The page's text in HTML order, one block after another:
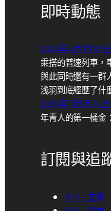
即時動態
2026 年 6月 月 09
乘搭的普速列車，
與此同時還有一
浅羽到底經歷了什
2026 年 5月 月 14
年青人的第一桶金
訂閱與追
RSS – 文章